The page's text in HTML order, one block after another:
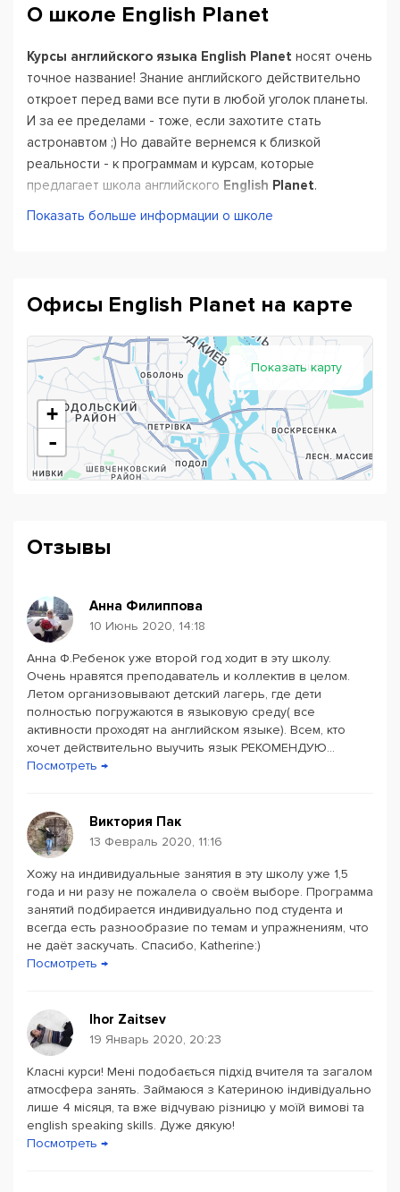
О школе English Planet
Курсы английского языка English Planet носят очень
точное название! Знание английского действительно
откроет перед вами все пути в любой уголок планеты.
И за ее пределами - тоже, если захотите стать
астронавтом ;) Но давайте вернемся к близкой
реальности - к программам и курсам, которые
предлагает школа английского English Planet.
Здесь вы найдете не просто полный набор вариантов,
Английский для взрослых с разным уровнем
Английский для детей с учетом возраста и всех
особенностей детского восприятия учебы.
Разговорный английский, чтобы первым делом
бегло заговорить и избавиться от акцента, не тратя
время на грамматические упражнения.
Английский для бизнеса, учитывающий все задачи
современного делового мира (переговоры,
контракты, выступления перед аудиторией,
каждый час времени и хочет как можно скорее
лагерь для детей - потому что это самое время
посвятить несколько недель образованию и
полезному отдыху.
Подготовка к экзаменам - ВНО и международным
тестам, с учетом опыта предыдущих лет и всех
особенностей этих испытаний.
Индивидуальные занятия английским с
преподавателем, который уделит все внимание
только вам и построит расписание уроков по
подходящему вам графику.
А еще школа английского
разговорные клубы с
носителями языка
возможность научиться понимать иностранцев на слух
и навсегда забыть о языковом барьере.
Показать больше информации о школе
Офисы English Planet на карте
Показать карту
+
-
Powered by Leaflet— © Google 2026
Отзывы
Анна Филиппова
10 Июнь 2020, 14:18
Анна Ф.Ребенок уже второй год ходит в эту школу.
Очень нравятся преподаватель и коллектив в целом.
Летом организовывают детский лагерь, где дети
полностью погружаются в языковую среду( все
активности проходят на английском языке). Всем, кто
хочет действительно выучить язык РЕКОМЕНДУЮ...
Посмотреть →
Виктория Пак
13 Февраль 2020, 11:16
Хожу на индивидуальные занятия в эту школу уже 1,5
года и ни разу не пожалела о своём выборе. Программа
занятий подбирается индивидуально под студента и
всегда есть разнообразие по темам и упражнениям, что
не даёт заскучать. Спасибо, Katherine:)
Посмотреть →
Ihor Zaitsev
19 Январь 2020, 20:23
Класні курси! Мені подобається підхід вчителя та загалом
атмосфера занять. Займаюся з Катериною індивідуально
лише 4 місяця, та вже відчуваю різницю у моїй вимові та
english speaking skills. Дуже дякую!
Посмотреть →